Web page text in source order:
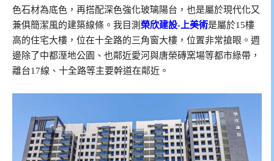
色石材為底色，再搭配深色強化玻璃陽台，也是屬於現代化又
兼俱簡潔風的建築線條。我目測榮欣建設-上美術是屬於15樓
高的住宅大樓，位在十全路的三角窗大樓，位置非常搶眼。週
邊除了中都溼地公園、也鄰近愛河與唐榮磚窯場等都市綠帶，
離台17線、十全路等主要幹道在鄰近。